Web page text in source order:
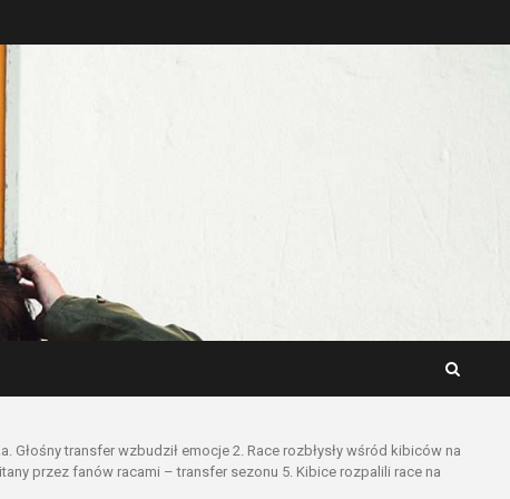
transfer wzbudził emocje 2. Race rozbłysły wśród kibiców na
przez fanów racami – transfer sezonu 5. Kibice rozpalili race na